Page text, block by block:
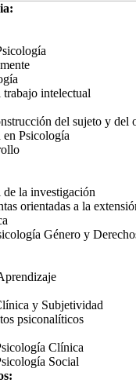
trabajo intelectual
del sujeto y del
Psicología
la investigación
orientadas a la
Género y
y Subjetividad
psiconalíticos
Clínica
Social